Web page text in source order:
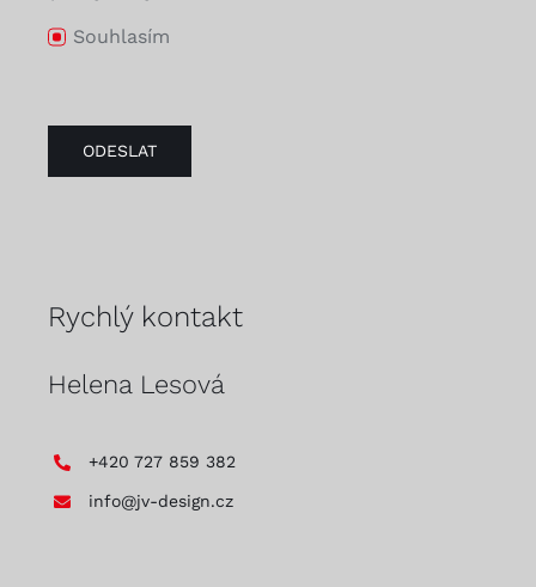
Souhlasím
ODESLAT
Rychlý kontakt
Helena Lesová
+420 727 859 382
info@jv-design.cz